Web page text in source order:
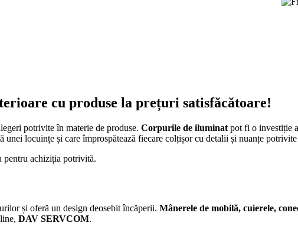
cu produse la prețuri satisfăcătoare!
potrivite în materie de produse. Corpurile de iluminat pot fi o investiție
unei locuințe și care împrospătează fiecare colțișor cu detalii și nuanțe
pentru achiziția potrivită.
și oferă un design deosebit încăperii. Mânerele de mobilă, cuierele,
DAV SERVCOM.